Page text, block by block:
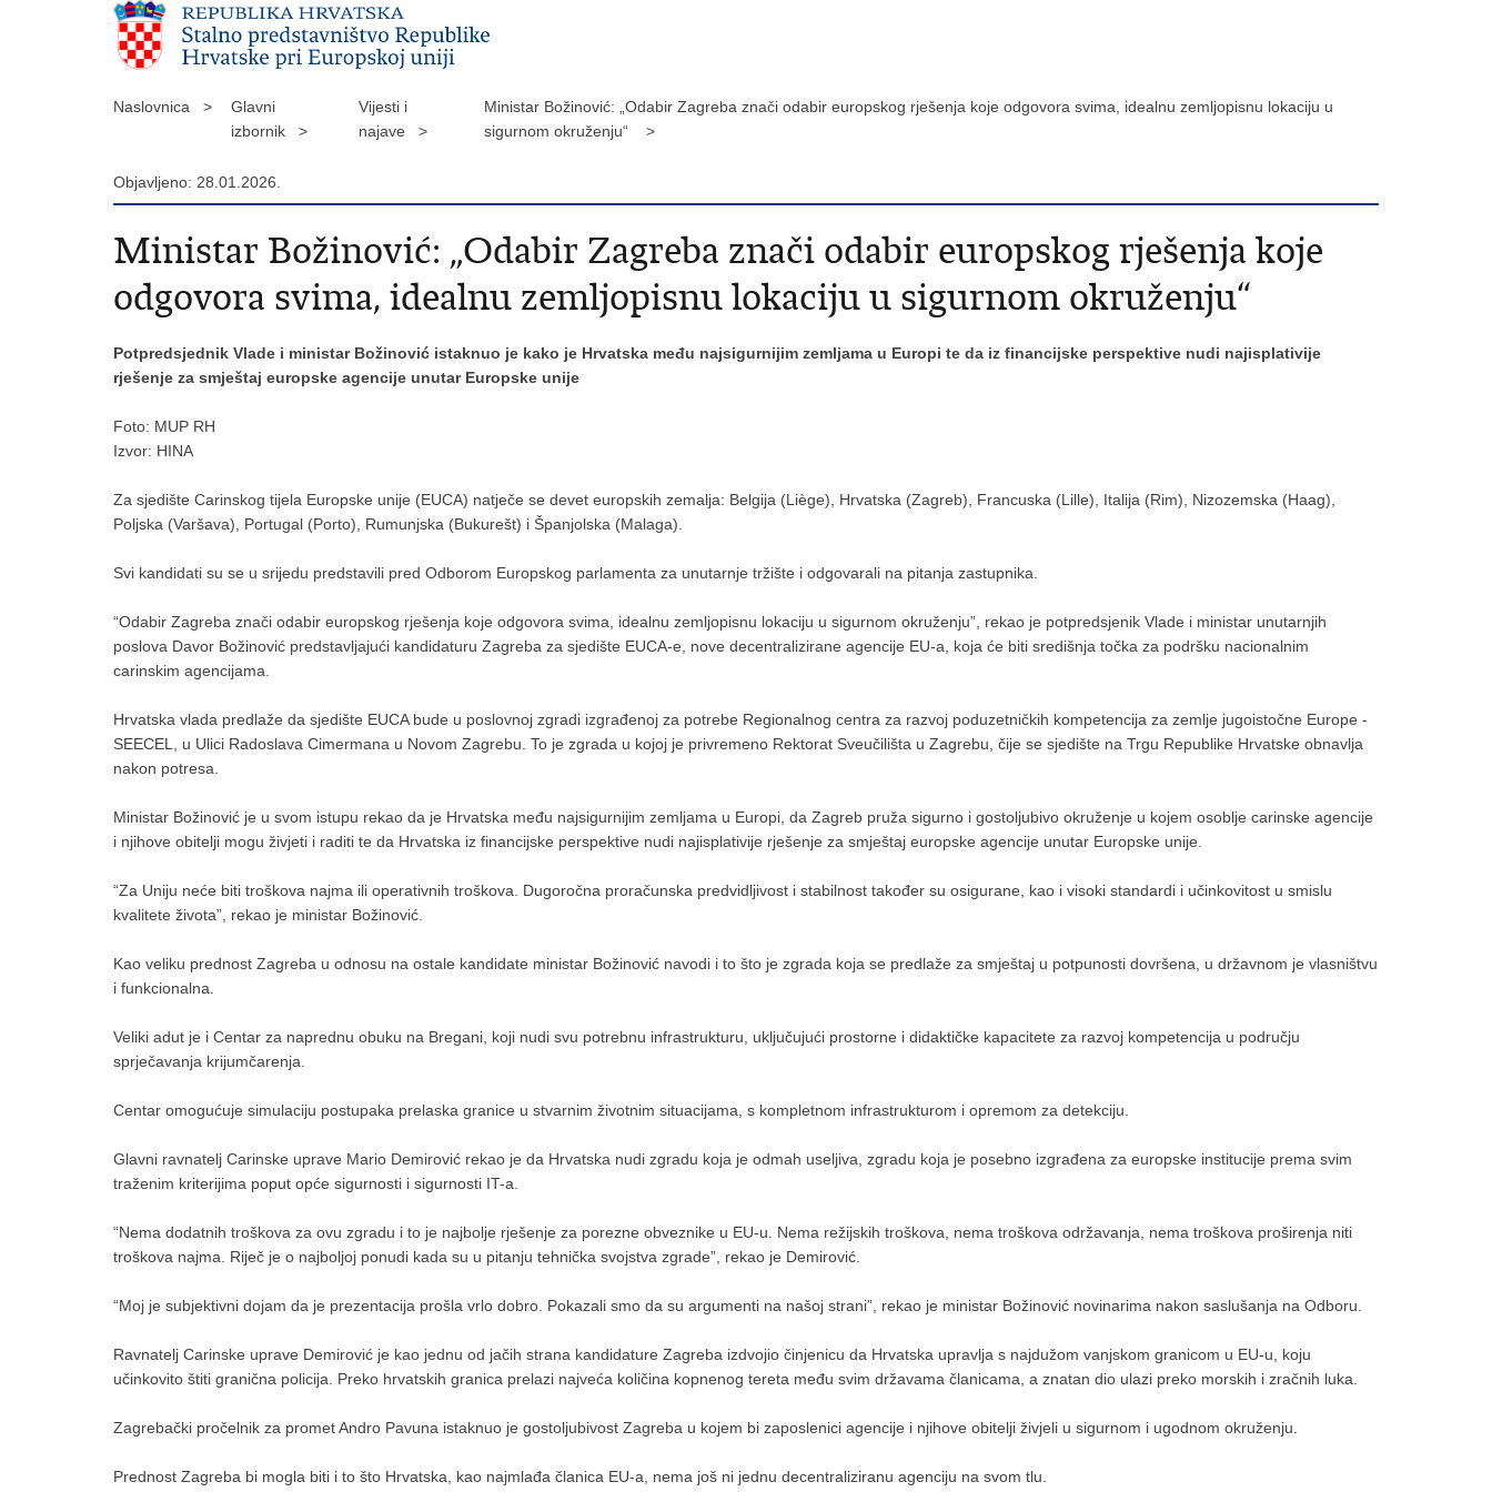
Naslovnica >
Glavni
izbornik >
Vijesti i
najave >
Ministar Božinović: „Odabir Zagreba znači odabir europskog rješenja koje odgovora svima, idealnu zemljopisnu lokaciju u
sigurnom okruženju“ >
Objavljeno: 28.01.2026.
Ministar Božinović: „Odabir Zagreba znači odabir europskog rješenja koje
odgovora svima, idealnu zemljopisnu lokaciju u sigurnom okruženju“
Potpredsjednik Vlade i ministar Božinović istaknuo je kako je Hrvatska među najsigurnijim zemljama u Europi te da iz financijske perspektive nudi najisplativije
rješenje za smještaj europske agencije unutar Europske unije
Foto: MUP RH
Izvor: HINA
Za sjedište Carinskog tijela Europske unije (EUCA) natječe se devet europskih zemalja: Belgija (Liège), Hrvatska (Zagreb), Francuska (Lille), Italija (Rim), Nizozemska (Haag),
Poljska (Varšava), Portugal (Porto), Rumunjska (Bukurešt) i Španjolska (Malaga).
Svi kandidati su se u srijedu predstavili pred Odborom Europskog parlamenta za unutarnje tržište i odgovarali na pitanja zastupnika.
“Odabir Zagreba znači odabir europskog rješenja koje odgovora svima, idealnu zemljopisnu lokaciju u sigurnom okruženju”, rekao je potpredsjenik Vlade i ministar unutarnjih
poslova Davor Božinović predstavljajući kandidaturu Zagreba za sjedište EUCA-e, nove decentralizirane agencije EU-a, koja će biti središnja točka za podršku nacionalnim
carinskim agencijama.
Hrvatska vlada predlaže da sjedište EUCA bude u poslovnoj zgradi izgrađenoj za potrebe Regionalnog centra za razvoj poduzetničkih kompetencija za zemlje jugoistočne Europe -
SEECEL, u Ulici Radoslava Cimermana u Novom Zagrebu. To je zgrada u kojoj je privremeno Rektorat Sveučilišta u Zagrebu, čije se sjedište na Trgu Republike Hrvatske obnavlja
nakon potresa.
Ministar Božinović je u svom istupu rekao da je Hrvatska među najsigurnijim zemljama u Europi, da Zagreb pruža sigurno i gostoljubivo okruženje u kojem osoblje carinske agencije
i njihove obitelji mogu živjeti i raditi te da Hrvatska iz financijske perspektive nudi najisplativije rješenje za smještaj europske agencije unutar Europske unije.
“Za Uniju neće biti troškova najma ili operativnih troškova. Dugoročna proračunska predvidljivost i stabilnost također su osigurane, kao i visoki standardi i učinkovitost u smislu
kvalitete života”, rekao je ministar Božinović.
Kao veliku prednost Zagreba u odnosu na ostale kandidate ministar Božinović navodi i to što je zgrada koja se predlaže za smještaj u potpunosti dovršena, u državnom je vlasništvu
i funkcionalna.
Veliki adut je i Centar za naprednu obuku na Bregani, koji nudi svu potrebnu infrastrukturu, uključujući prostorne i didaktičke kapacitete za razvoj kompetencija u području
sprječavanja krijumčarenja.
Centar omogućuje simulaciju postupaka prelaska granice u stvarnim životnim situacijama, s kompletnom infrastrukturom i opremom za detekciju.
Glavni ravnatelj Carinske uprave Mario Demirović rekao je da Hrvatska nudi zgradu koja je odmah useljiva, zgradu koja je posebno izgrađena za europske institucije prema svim
traženim kriterijima poput opće sigurnosti i sigurnosti IT-a.
“Nema dodatnih troškova za ovu zgradu i to je najbolje rješenje za porezne obveznike u EU-u. Nema režijskih troškova, nema troškova održavanja, nema troškova proširenja niti
troškova najma. Riječ je o najboljoj ponudi kada su u pitanju tehnička svojstva zgrade”, rekao je Demirović.
“Moj je subjektivni dojam da je prezentacija prošla vrlo dobro. Pokazali smo da su argumenti na našoj strani”, rekao je ministar Božinović novinarima nakon saslušanja na Odboru.
Ravnatelj Carinske uprave Demirović je kao jednu od jačih strana kandidature Zagreba izdvojio činjenicu da Hrvatska upravlja s najdužom vanjskom granicom u EU-u, koju
učinkovito štiti granična policija. Preko hrvatskih granica prelazi najveća količina kopnenog tereta među svim državama članicama, a znatan dio ulazi preko morskih i zračnih luka.
Zagrebački pročelnik za promet Andro Pavuna istaknuo je gostoljubivost Zagreba u kojem bi zaposlenici agencije i njihove obitelji živjeli u sigurnom i ugodnom okruženju.
Prednost Zagreba bi mogla biti i to što Hrvatska, kao najmlađa članica EU-a, nema još ni jednu decentraliziranu agenciju na svom tlu.